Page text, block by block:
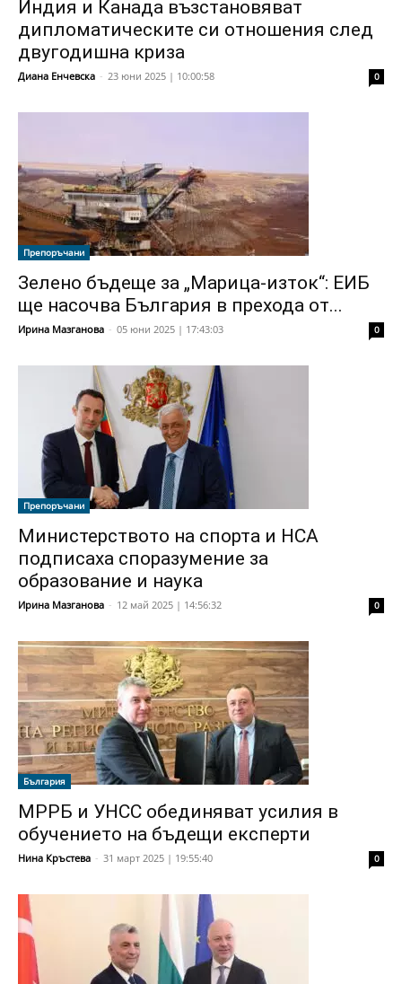
Индия и Канада възстановяват
дипломатическите си отношения след
двугодишна криза
Диана Енчевска - 23 юни 2025 | 10:00:58 0
Препоръчани
Зелено бъдеще за „Марица-изток“: ЕИБ
ще насочва България в прехода от...
Ирина Мазганова - 05 юни 2025 | 17:43:03 0
Препоръчани
Министерството на спорта и НСА
подписаха споразумение за
образование и наука
Ирина Мазганова - 12 май 2025 | 14:56:32 0
България
МРРБ и УНСС обединяват усилия в
обучението на бъдещи експерти
Нина Кръстева - 31 март 2025 | 19:55:40 0